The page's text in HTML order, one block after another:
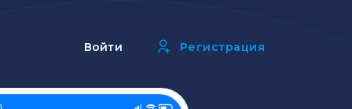
Войти Регистрация